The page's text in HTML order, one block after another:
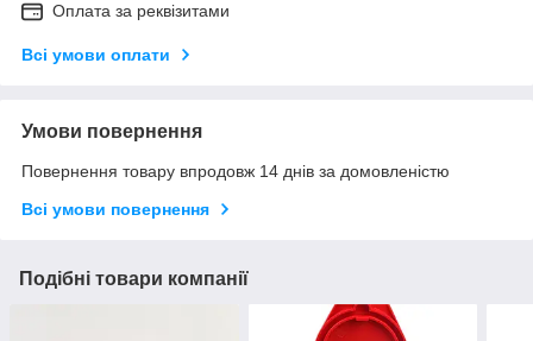
Оплата за реквізитами
Всі умови оплати
Умови повернення
Повернення товару впродовж 14 днів за домовленістю
Всі умови повернення
Подібні товари компанії